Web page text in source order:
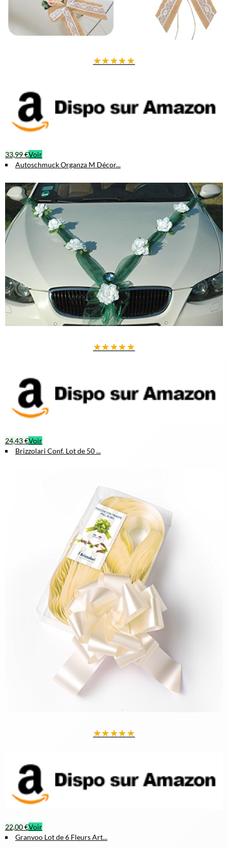
★★★★★
33,99 €Voir
Autoschmuck Organza M Décor...
★★★★★
24,43 €Voir
Brizzolari Conf. Lot de 50 ...
★★★★★
22,00 €Voir
Granvoo Lot de 6 Fleurs Art...